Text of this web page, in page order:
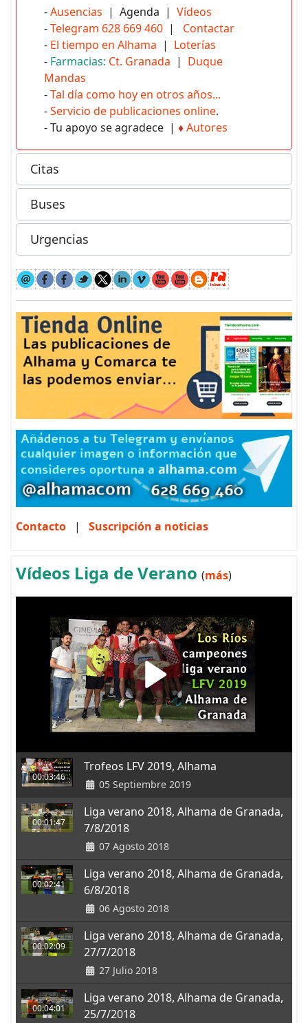
-Ausencias | Agenda | Vídeos
-Telegram 628 669 460 | Contactar
- El tiempo en Alhama | Loterías
- Farmacias: Ct. Granada | Duque
Mandas
-Tal día como hoy en otros años...
-Servicio de publicaciones online.
- Tu apoyo se agradece | ♦Autores
Citas
Buses
Urgencias
Contacto | Suscripción a noticias
Vídeos Liga de Verano (más)
00:03:46
Trofeos LFV 2019, Alhama
05 Septiembre 2019
00:01:47
Liga verano 2018, Alhama de Granada,
7/8/2018
07 Agosto 2018
00:02:41
Liga verano 2018, Alhama de Granada,
6/8/2018
06 Agosto 2018
00:02:09
Liga verano 2018, Alhama de Granada,
27/7/2018
27 Julio 2018
00:04:01
Liga verano 2018, Alhama de Granada,
25/7/2018